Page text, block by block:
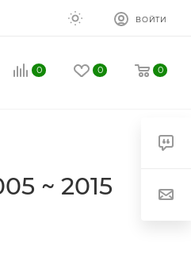
ВОЙТИ
0 0 0
~ 2015